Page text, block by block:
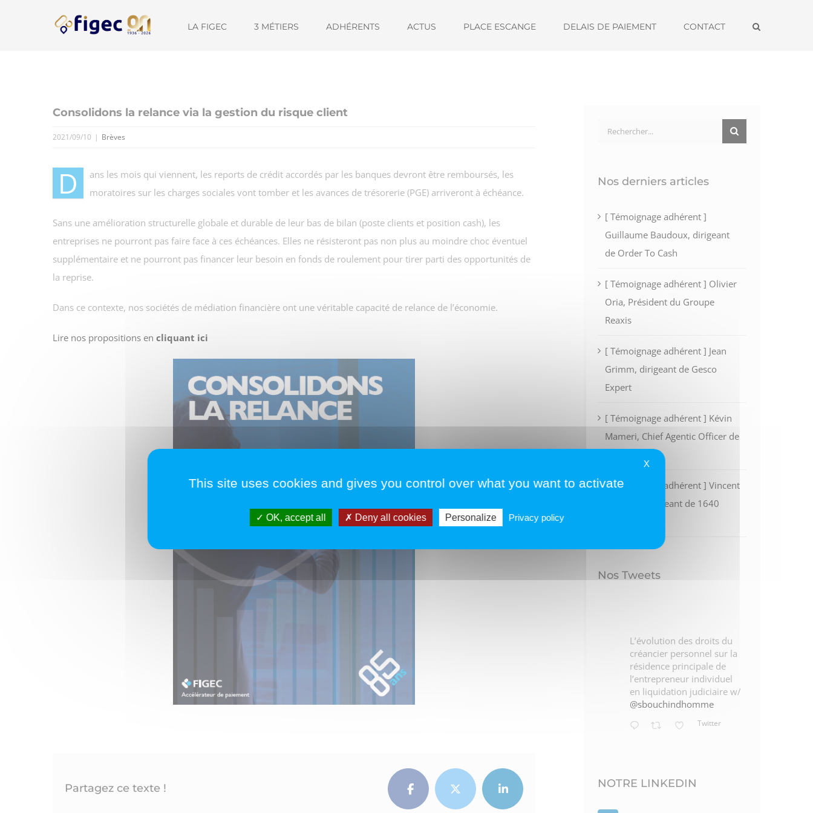
LA FIGEC 3 MÉTIERS ADHÉRENTS ACTUS PLACE ESCANGE DELAIS DE PAIEMENT CONTACT
Consolidons la relance via la gestion du risque client
2021/09/10 | Brèves
D
ans les mois qui viennent, les reports de crédit accordés par les banques devront être remboursés, les
moratoires sur les charges sociales vont tomber et les avances de trésorerie (PGE) arriveront à échéance.
Sans une amélioration structurelle globale et durable de leur bas de bilan (poste clients et position cash), les
entreprises ne pourront pas faire face à ces échéances. Elles ne résisteront pas non plus au moindre choc éventuel
supplémentaire et ne pourront pas financer leur besoin en fonds de roulement pour tirer parti des opportunités de
la reprise.
Dans ce contexte, nos sociétés de médiation financière ont une véritable capacité de relance de l’économie.
Lire nos propositions en cliquant ici
Partagez ce texte ! FacebookTwitter LinkedIn
Rechercher:
Nos derniers articles
[ Témoignage adhérent ]
Guillaume Baudoux, dirigeant
de Order To Cash
[ Témoignage adhérent ] Olivier
Oria, Président du Groupe
Reaxis
[ Témoignage adhérent ] Jean
Grimm, dirigeant de Gesco
Expert
[ Témoignage adhérent ] Kévin
Mameri, Chief Agentic Officer de
[ Témoignage adhérent ] Vincent
Rivoalen, dirigeant de 1640
Nos Tweets
L’évolution des droits du
créancier personnel sur la
résidence principale de
l’entrepreneur individuel
en liquidation judiciaire w/
@sbouchindhomme
Twitter
NOTRE LINKEDIN
X
This site uses cookies and gives you control over what you want to activate
OK, accept all Deny all cookies Personalize Privacy policy